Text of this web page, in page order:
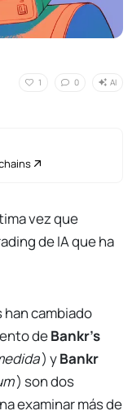
1 0 AI
vez que
de IA que ha
cambiado
deBankr's
) yBankr
) son dos
examinar más de